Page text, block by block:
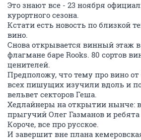
Это знают все - 23 ноября
курортного сезона.
Кстати есть новость по близкой
вино.
Снова открывается винный этаж
флагмане баре Rooks. 80 сортов
ценителей.
Предположу, что тему про вино
всех пишущих изучили вдоль и
вельвет секторов Геша.
Хедлайнеры на открытии нынче:
прыгучий Олег Газманов и ребята
Короче, все про русское.
И завершит вне плана